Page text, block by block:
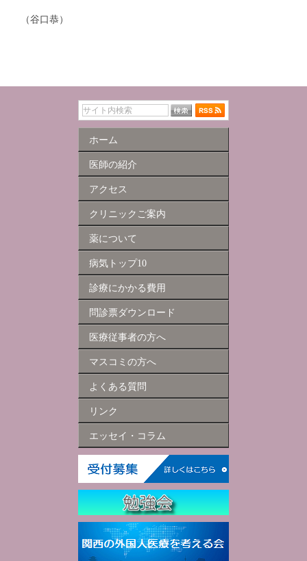
（谷口恭）
ホーム
医師の紹介
アクセス
クリニックご案内
薬について
病気トップ10
診療にかかる費用
問診票ダウンロード
医療従事者の方へ
マスコミの方へ
よくある質問
リンク
エッセイ・コラム